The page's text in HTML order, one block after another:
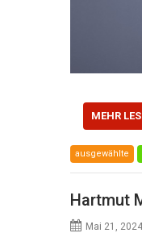
MEHR
ausgewählte
Hartmut
Mai 21, 2024